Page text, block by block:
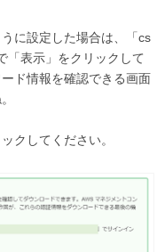
に設定した場合は、「cs
「表示」をクリックして
ド情報を確認できる画面
クしてください。